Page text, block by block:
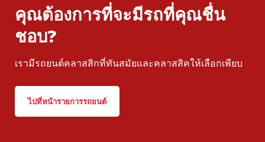
คุณต้องการที่จะมีรถที่คุณชื่น
ชอบ?
เรามีรถยนต์คลาสสิกที่ทันสมัยและคลาสสิคให้เลือกเพียบ
ไปที่หน้ารายการรถยนต์